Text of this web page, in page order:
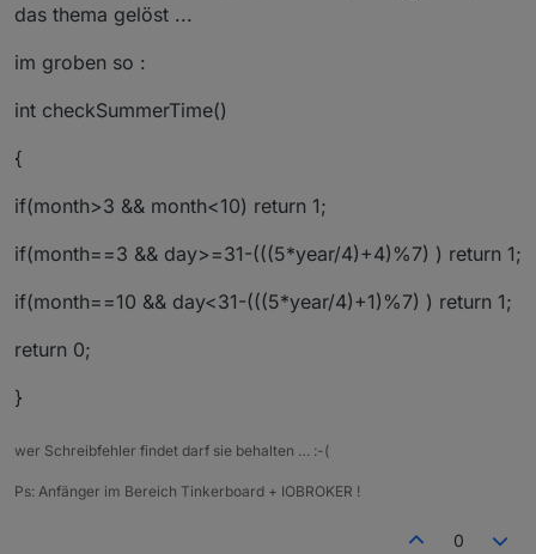
das thema gelöst ...
im groben so :
int checkSummerTime()
{
if(month>3 && month<10) return 1;
if(month==3 && day>=31-(((5*year/4)+4)%7) ) return 1;
if(month==10 && day<31-(((5*year/4)+1)%7) ) return 1;
return 0;
}
wer Schreibfehler findet darf sie behalten … :-(
Ps: Anfänger im Bereich Tinkerboard + IOBROKER !
0